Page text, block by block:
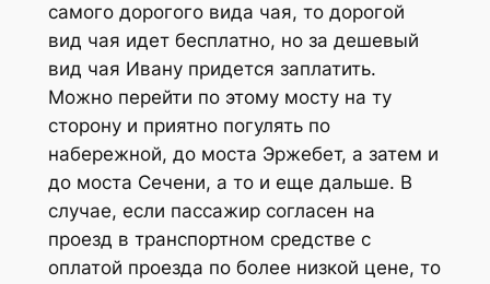
самого дорогого вида чая, то дорогой
вид чая идет бесплатно, но за дешевый
вид чая Ивану придется заплатить.
Можно перейти по этому мосту на ту
сторону и приятно погулять по
набережной, до моста Эржебет, а затем и
до моста Сечени, а то и еще дальше. В
случае, если пассажир согласен на
проезд в транспортном средстве с
оплатой проезда по более низкой цене, то